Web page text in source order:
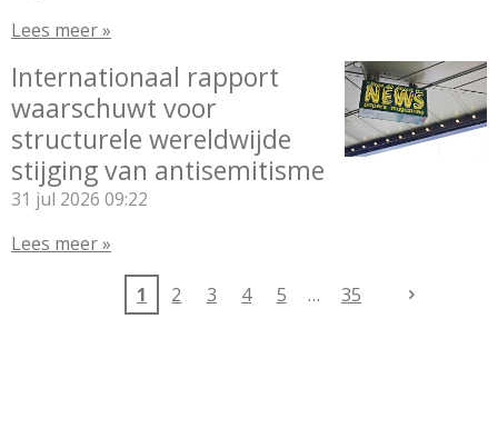
Lees meer »
Internationaal rapport
waarschuwt voor
structurele wereldwijde
stijging van antisemitisme
31 jul 2026 09:22
Lees meer »
1 2 3 4 5 35